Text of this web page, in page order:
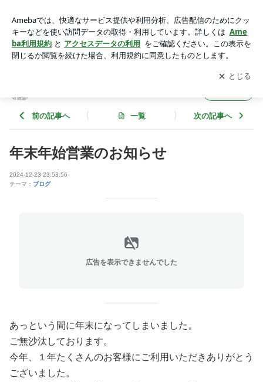
アプリをダウンロードして ブログの更新通知
を受け取りまし
ょう。
開く
前の記事へ 一覧 次の記事へ
年末年始営業のお知らせ
2024-12-23 23:53:56
テーマ： ブログ
広告を表示できませんでした
あっという間に年末になってしまいました。
ご無沙汰しております。
今年、１年たくさんのお客様にご利用いただきありがとう
ございました。